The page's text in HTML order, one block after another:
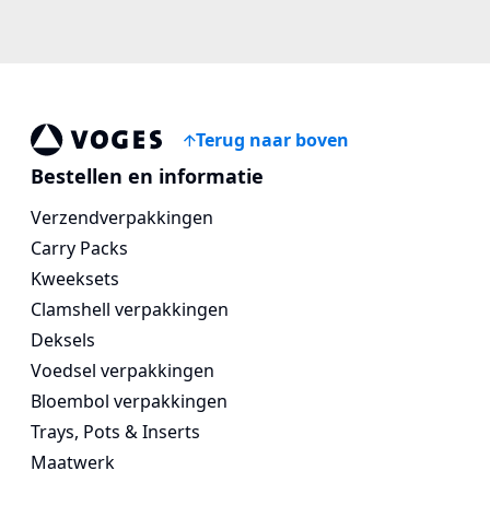
Voges Online Store
Terug naar boven
Bestellen en informatie
Verzendverpakkingen
Carry Packs
Kweeksets
Clamshell verpakkingen
Deksels
Voedsel verpakkingen
Bloembol verpakkingen
Trays, Pots & Inserts
Maatwerk